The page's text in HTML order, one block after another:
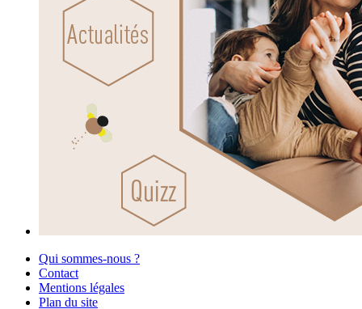
Qui sommes-nous ?
Contact
Mentions légales
Plan du site